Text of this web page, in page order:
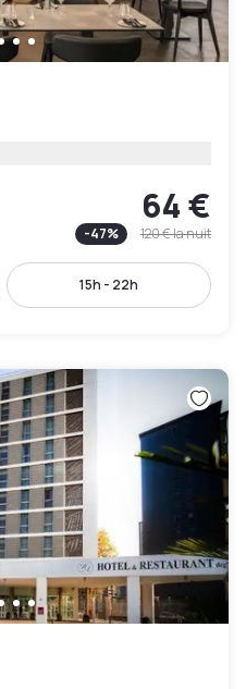
64 €
-47% 120 €la nuit
15h - 22h